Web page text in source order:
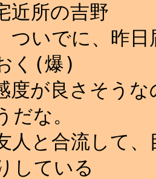
近所の吉野
ついでに、昨
く(爆)
度が良さそう
だな。
人と合流して
している